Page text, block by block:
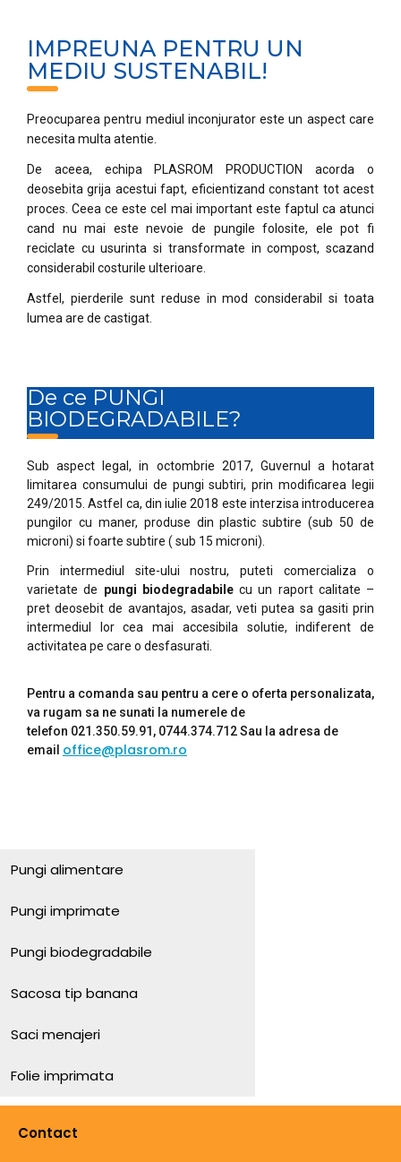
IMPREUNA PENTRU UN
MEDIU SUSTENABIL!
Preocuparea pentru mediul inconjurator este un aspect care
necesita multa atentie.
De aceea, echipa PLASROM PRODUCTION acorda o
deosebita grija acestui fapt, eficientizand constant tot acest
proces. Ceea ce este cel mai important este faptul ca atunci
cand nu mai este nevoie de pungile folosite, ele pot fi
reciclate cu usurinta si transformate in compost, scazand
considerabil costurile ulterioare.
Astfel, pierderile sunt reduse in mod considerabil si toata
lumea are de castigat.
De ce PUNGI
BIODEGRADABILE?
Sub aspect legal, in octombrie 2017, Guvernul a hotarat
limitarea consumului de pungi subtiri, prin modificarea legii
249/2015. Astfel ca, din iulie 2018 este interzisa introducerea
pungilor cu maner, produse din plastic subtire (sub 50 de
microni) si foarte subtire ( sub 15 microni).
Prin intermediul site-ului nostru, puteti comercializa o
varietate de pungi biodegradabilecu un raport calitate –
pret deosebit de avantajos, asadar, veti putea sa gasiti prin
intermediul lor cea mai accesibila solutie, indiferent de
activitatea pe care o desfasurati.
Pentru a comanda sau pentru a cere o oferta personalizata,
va rugam sa ne sunati la numerele de
telefon 021.350.59.91, 0744.374.712 Sau la adresa de
email office@plasrom.ro
Pungi alimentare
Pungi imprimate
Pungi biodegradabile
Sacosa tip banana
Saci menajeri
Folie imprimata
Contact